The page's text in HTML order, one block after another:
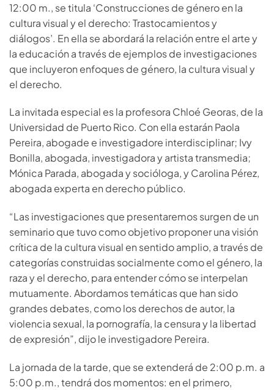
12:00 m., se titula ‘Construcciones de género en la
cultura visual y el derecho: Trastocamientos y
diálogos’. En ella se abordará la relación entre el arte y
la educación a través de ejemplos de investigaciones
que incluyeron enfoques de género, la cultura visual y
el derecho.
La invitada especial es la profesora Chloé Georas, de la
Universidad de Puerto Rico. Con ella estarán Paola
Pereira, abogade e investigadore interdisciplinar; Ivy
Bonilla, abogada, investigadora y artista transmedia;
Mónica Parada, abogada y socióloga, y Carolina Pérez,
abogada experta en derecho público.
“Las investigaciones que presentaremos surgen de un
seminario que tuvo como objetivo proponer una visión
crítica de la cultura visual en sentido amplio, a través de
categorías construidas socialmente como el género, la
raza y el derecho, para entender cómo se interpelan
mutuamente. Abordamos temáticas que han sido
grandes debates, como los derechos de autor, la
violencia sexual, la pornografía, la censura y la libertad
de expresión”, dijo le investigadore Pereira.
La jornada de la tarde, que se extenderá de 2:00 p.m. a
5:00 p.m., tendrá dos momentos: en el primero,